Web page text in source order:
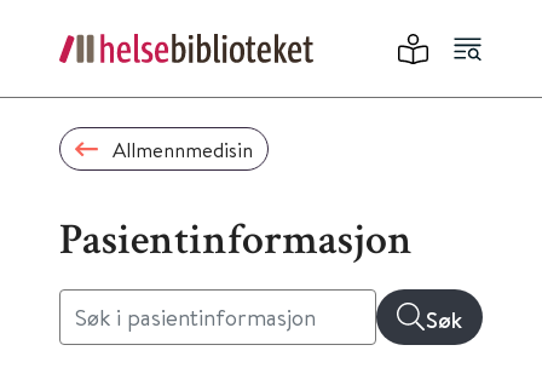
Allmennmedisin
Pasientinformasjon
Søk